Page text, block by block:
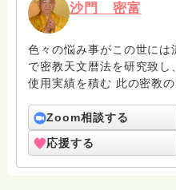
沙門 密富
色々の悩み事がこの世に
で密教天文暦法を研究致し
使用実績を積む 此の密教
座祈祷も承って居ります
渡り此れを継続的行うもの
祈祷を一座供養・一座祈
のです。 なお、遠方のお
Zoom相談する
応援する